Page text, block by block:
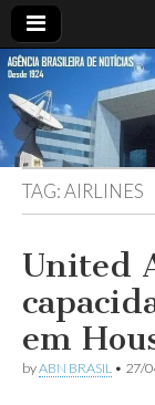
ABN
Desde
1924:
ABN
Agência
Brasileira
de
Notícias
S.A.
TAG:AIRLINES
United
em
byABN BRASIL • 27/